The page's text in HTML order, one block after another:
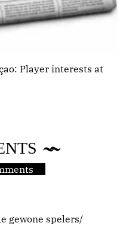
Player interests at
gewone spelers/